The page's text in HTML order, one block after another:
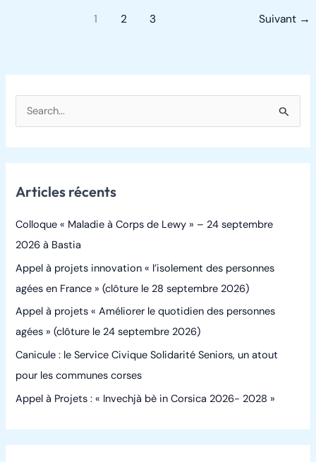
1 2 3 Suivant →
e
:
Articles récents
Colloque « Maladie à Corps de Lewy » – 24 septembre
2026 à Bastia
Appel à projets innovation « l’isolement des personnes
agées en France » (clôture le 28 septembre 2026)
Appel à projets « Améliorer le quotidien des personnes
agées » (clôture le 24 septembre 2026)
Canicule : le Service Civique Solidarité Seniors, un atout
pour les communes corses
Appel à Projets : « Invechjà bè in Corsica 2026- 2028 »